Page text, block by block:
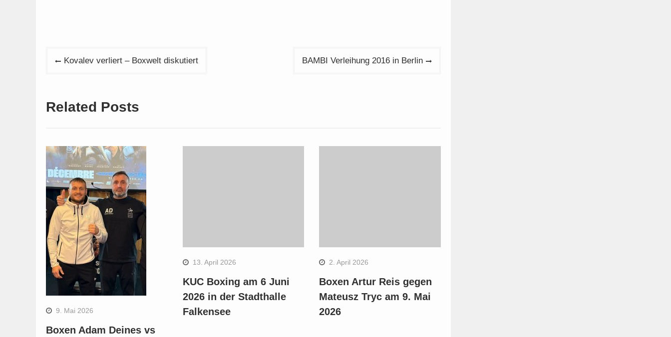
Beitragsnavigation
Kovalev verliert – Boxwelt diskutiert BAMBI Verleihung 2016 in Berlin
Related Posts
9. Mai 2026
Boxen Adam Deines vs
13. April 2026
KUC Boxing am 6 Juni
2026 in der Stadthalle
Falkensee
2. April 2026
Boxen Artur Reis gegen
Mateusz Tryc am 9. Mai
2026